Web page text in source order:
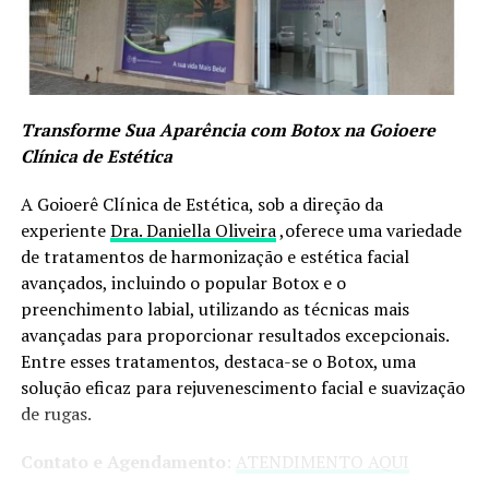
diminuição da mobilidade. Essas perdas podem ser
emocionalmente desafiadoras e exigem adaptação.
Enquanto os adolescentes perdem os pais da infância,
adolescentes da terceira idade, estão entrando em rota
de colisão com os filhos, que muitas vezes querem
mais velhos. Esse é sem dúvida um grande desafio.
Essas pessoas que se recusam a envelhecer, são as
mesmas que nunca pararam de aprender coisas novas e
continuam criando novos projetos, como se não
houvesse amanhã ou continuam engajadas em seus
projetos de uma vida inteira.
Para enfrentar essa nova fase da vida entre 60, 70 e
Transforme Sua Aparência com Botox na Goioere
Clínica de Estética
A Goioerê Clínica de Estética, sob a direção da
experienteDra. Daniella Oliveira,oferece uma variedade
de tratamentos de harmonização e estética facial
avançados, incluindo o popular Botox e o
preenchimento labial, utilizando as técnicas mais
avançadas para proporcionar resultados excepcionais.
Entre esses tratamentos, destaca-se o Botox, uma
solução eficaz para rejuvenescimento facial e suavização
de rugas.
Contato e Agendamento
ATENDIMENTO AQUI